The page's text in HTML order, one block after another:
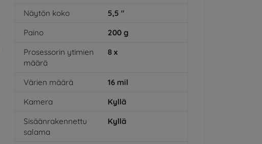
Näytön koko
5,5 "
Paino
200 g
Prosessorin ytimien
määrä
8 x
Värien määrä 16 mil
Kamera
Kyllä
Sisäänrakennettu
salama
Kyllä